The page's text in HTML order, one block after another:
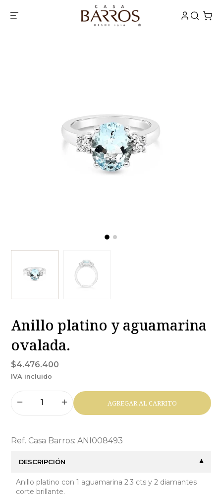
Anillo platino y aguamarina
ovalada.
$4.476.400
IVA incluido
AGREGAR AL CARRITO
Ref. Casa Barros: ANI008493
DESCRIPCIÓN
Anillo platino con 1 aguamarina 2.3 cts y 2 diamantes
corte brillante.